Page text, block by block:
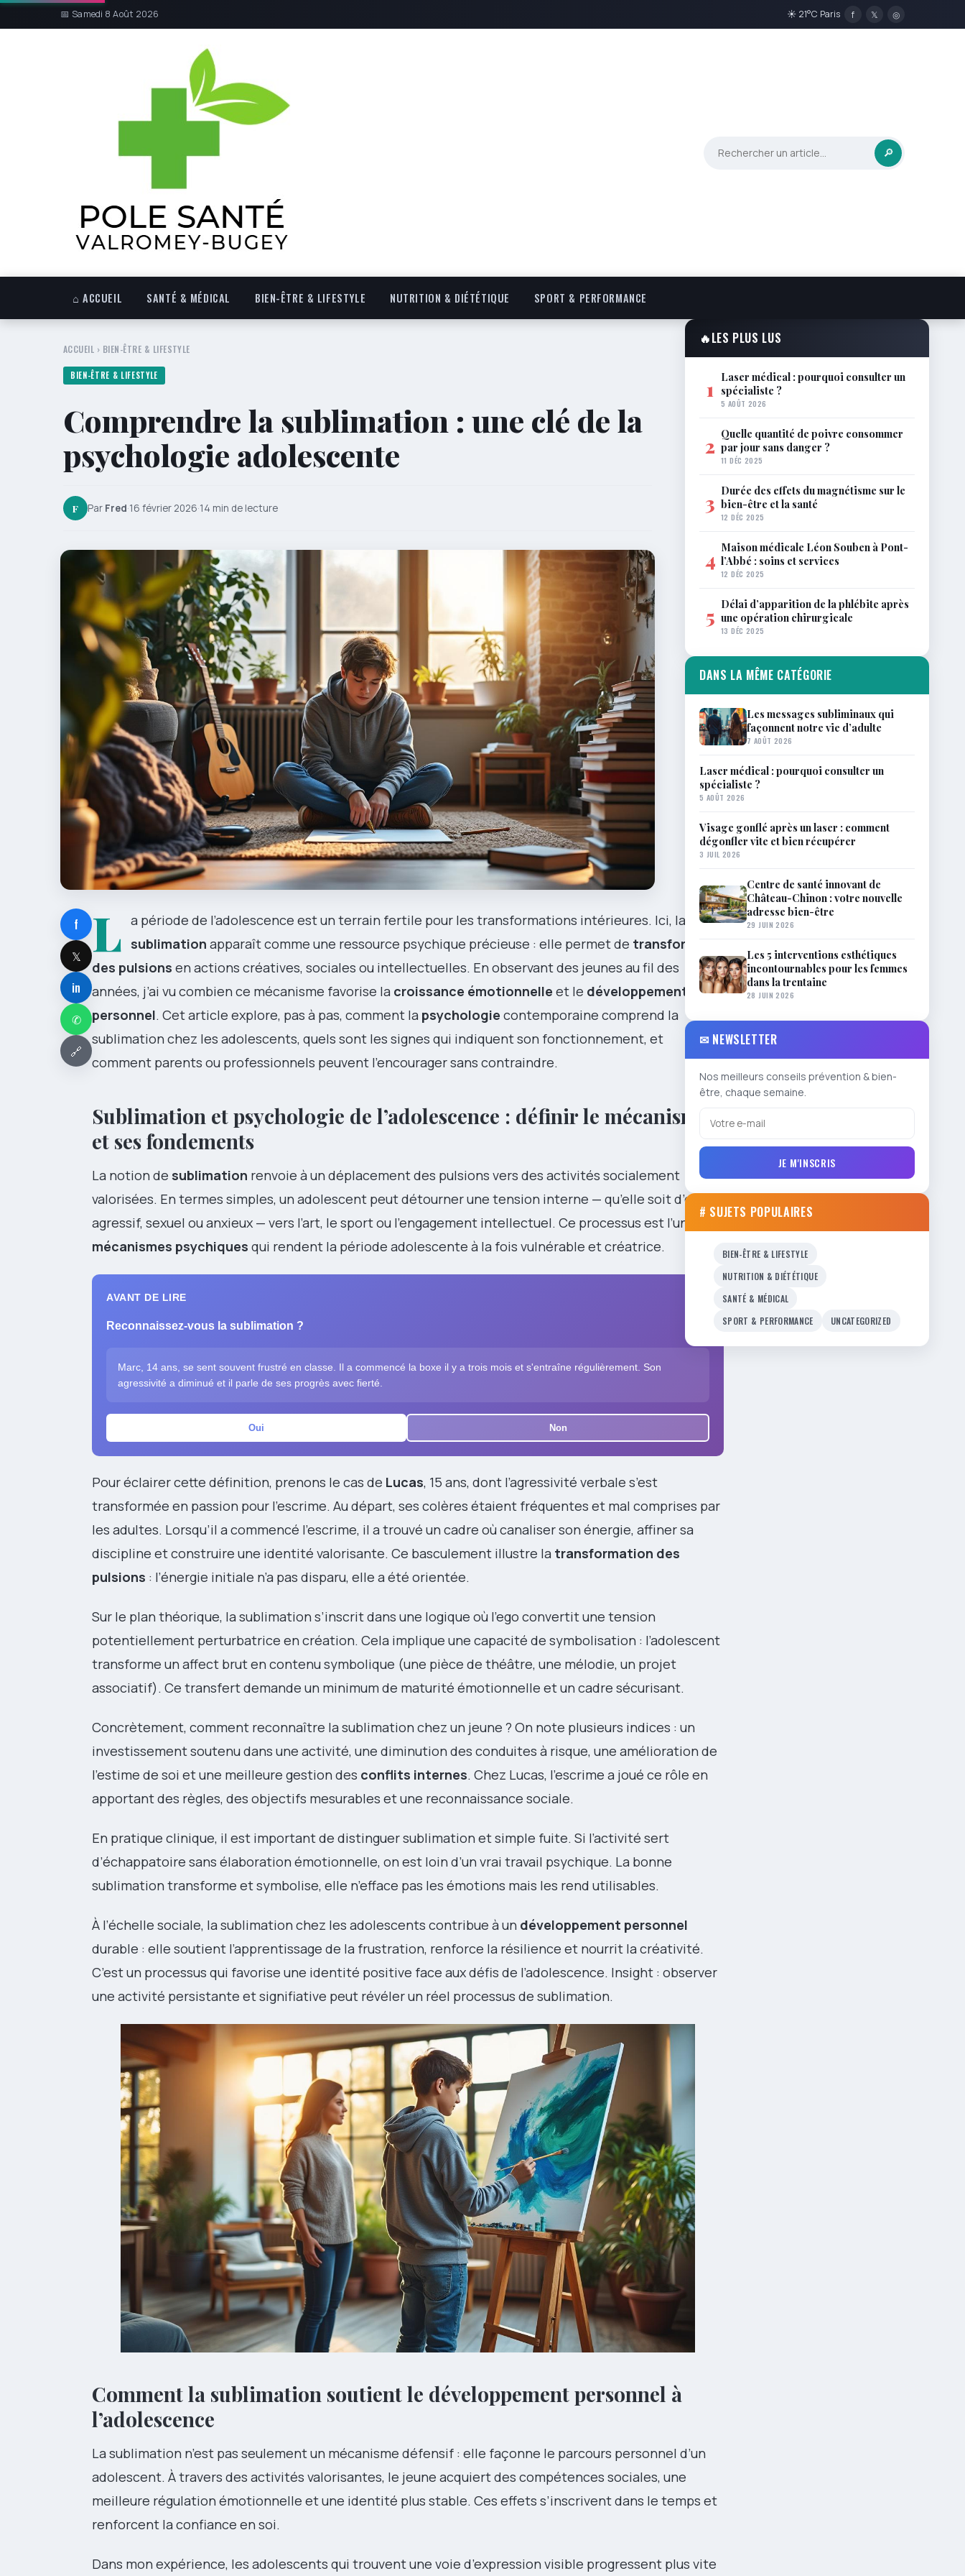
📅 Samedi 8 Août 2026 ☀ 21°C Paris f 𝕏 ◎
🔎
⌂ ACCUEIL SANTÉ & MÉDICAL BIEN-ÊTRE & LIFESTYLE NUTRITION & DIÉTÉTIQUE SPORT & PERFORMANCE
ACCUEIL › BIEN-ÊTRE & LIFESTYLE
BIEN-ÊTRE & LIFESTYLE
Comprendre la sublimation : une clé de la
psychologie adolescente
F Par Fred·16 février 2026·14 min de lecture
f
𝕏
in
✆
🔗
L a période de l’adolescence est un terrain fertile pour les transformations intérieures. Ici, la
sublimation apparaît comme une ressource psychique précieuse : elle permet de transformer
des pulsions en actions créatives, sociales ou intellectuelles. En observant des jeunes au fil des
années, j’ai vu combien ce mécanisme favorise la croissance émotionnelle et le développement
personnel. Cet article explore, pas à pas, comment la psychologie contemporaine comprend la
sublimation chez les adolescents, quels sont les signes qui indiquent son fonctionnement, et
comment parents ou professionnels peuvent l’encourager sans contraindre.
Sublimation et psychologie de l’adolescence : définir le mécanisme
et ses fondements
La notion de sublimation renvoie à un déplacement des pulsions vers des activités socialement
valorisées. En termes simples, un adolescent peut détourner une tension interne — qu’elle soit d’ordre
agressif, sexuel ou anxieux — vers l’art, le sport ou l’engagement intellectuel. Ce processus est l’un des
mécanismes psychiques qui rendent la période adolescente à la fois vulnérable et créatrice.
AVANT DE LIRE
Reconnaissez-vous la sublimation ?
Marc, 14 ans, se sent souvent frustré en classe. Il a commencé la boxe il y a trois mois et s'entraîne régulièrement. Son
agressivité a diminué et il parle de ses progrès avec fierté.
Oui Non
Pour éclairer cette définition, prenons le cas de Lucas, 15 ans, dont l’agressivité verbale s’est
transformée en passion pour l’escrime. Au départ, ses colères étaient fréquentes et mal comprises par
les adultes. Lorsqu’il a commencé l’escrime, il a trouvé un cadre où canaliser son énergie, affiner sa
discipline et construire une identité valorisante. Ce basculement illustre la transformation des
pulsions : l’énergie initiale n’a pas disparu, elle a été orientée.
Sur le plan théorique, la sublimation s’inscrit dans une logique où l’ego convertit une tension
potentiellement perturbatrice en création. Cela implique une capacité de symbolisation : l’adolescent
transforme un affect brut en contenu symbolique (une pièce de théâtre, une mélodie, un projet
associatif). Ce transfert demande un minimum de maturité émotionnelle et un cadre sécurisant.
Concrètement, comment reconnaître la sublimation chez un jeune ? On note plusieurs indices : un
investissement soutenu dans une activité, une diminution des conduites à risque, une amélioration de
l’estime de soi et une meilleure gestion des conflits internes. Chez Lucas, l’escrime a joué ce rôle en
apportant des règles, des objectifs mesurables et une reconnaissance sociale.
En pratique clinique, il est important de distinguer sublimation et simple fuite. Si l’activité sert
d’échappatoire sans élaboration émotionnelle, on est loin d’un vrai travail psychique. La bonne
sublimation transforme et symbolise, elle n’efface pas les émotions mais les rend utilisables.
À l’échelle sociale, la sublimation chez les adolescents contribue à un développement personnel
durable : elle soutient l’apprentissage de la frustration, renforce la résilience et nourrit la créativité.
C’est un processus qui favorise une identité positive face aux défis de l’adolescence. Insight : observer
une activité persistante et signifiative peut révéler un réel processus de sublimation.
Comment la sublimation soutient le développement personnel à
l’adolescence
La sublimation n’est pas seulement un mécanisme défensif : elle façonne le parcours personnel d’un
adolescent. À travers des activités valorisantes, le jeune acquiert des compétences sociales, une
meilleure régulation émotionnelle et une identité plus stable. Ces effets s’inscrivent dans le temps et
renforcent la confiance en soi.
Dans mon expérience, les adolescents qui trouvent une voie d’expression visible progressent plus vite
🔥LES PLUS LUS
1 Laser médical : pourquoi consulter un
spécialiste ?
5 AOÛT 2026
2 Quelle quantité de poivre consommer
par jour sans danger ?
11 DÉC 2025
3 Durée des effets du magnétisme sur le
bien-être et la santé
12 DÉC 2025
4 Maison médicale Léon Souben à Pont-
l’Abbé : soins et services
12 DÉC 2025
5 Délai d’apparition de la phlébite après
une opération chirurgicale
13 DÉC 2025
DANS LA MÊME CATÉGORIE
Les messages subliminaux qui
façonnent notre vie d’adulte
7 AOÛT 2026
Laser médical : pourquoi consulter un
spécialiste ?
5 AOÛT 2026
Visage gonflé après un laser : comment
dégonfler vite et bien récupérer
3 JUIL 2026
Centre de santé innovant de
Château-Chinon : votre nouvelle
adresse bien-être
29 JUIN 2026
Les 5 interventions esthétiques
incontournables pour les femmes
dans la trentaine
28 JUIN 2026
✉ NEWSLETTER
Nos meilleurs conseils prévention & bien-
être, chaque semaine.
JE M'INSCRIS
# SUJETS POPULAIRES
BIEN-ÊTRE & LIFESTYLE
NUTRITION & DIÉTÉTIQUE
SANTÉ & MÉDICAL
SPORT & PERFORMANCE
UNCATEGORIZED